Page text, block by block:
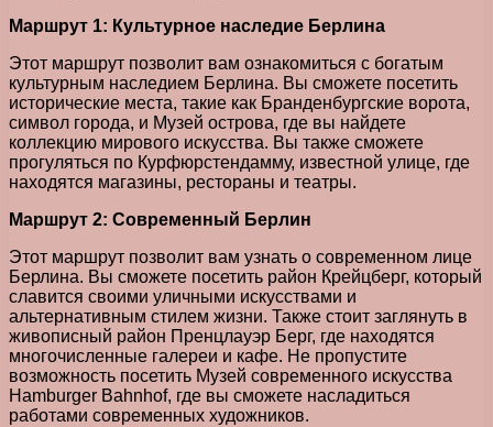
Маршрут 1: Культурное наследие Берлина
Этот маршрут позволит вам ознакомиться с богатым
культурным наследием Берлина. Вы сможете посетить
исторические места, такие как Бранденбургские ворота,
символ города, и Музей острова, где вы найдете
коллекцию мирового искусства. Вы также сможете
прогуляться по Курфюрстендамму, известной улице, где
находятся магазины, рестораны и театры.
Маршрут 2: Современный Берлин
Этот маршрут позволит вам узнать о современном лице
Берлина. Вы сможете посетить район Крейцберг, который
славится своими уличными искусствами и
альтернативным стилем жизни. Также стоит заглянуть в
живописный район Пренцлауэр Берг, где находятся
многочисленные галереи и кафе. Не пропустите
возможность посетить Музей современного искусства
Hamburger Bahnhof, где вы сможете насладиться
работами современных художников.